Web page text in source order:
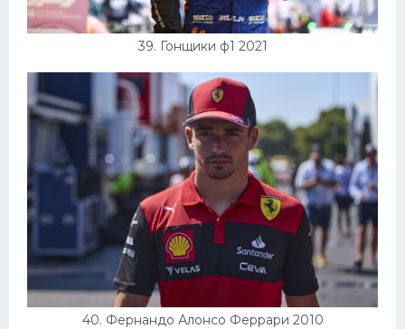
39. Гонщики ф1 2021
40. Фернандо Алонсо Феррари 2010